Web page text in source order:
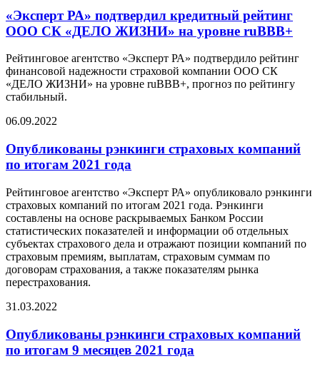
«Эксперт РА» подтвердил кредитный рейтинг
ООО СК «ДЕЛО ЖИЗНИ» на уровне ruBBB+
Рейтинговое агентство «Эксперт РА» подтвердило рейтинг
финансовой надежности страховой компании ООО СК
«ДЕЛО ЖИЗНИ» на уровне ruBBB+, прогноз по рейтингу
стабильный.
06.09.2022
Опубликованы рэнкинги страховых компаний
по итогам 2021 года
Рейтинговое агентство «Эксперт РА» опубликовало рэнкинги
страховых компаний по итогам 2021 года. Рэнкинги
составлены на основе раскрываемых Банком России
статистических показателей и информации об отдельных
субъектах страхового дела и отражают позиции компаний по
страховым премиям, выплатам, страховым суммам по
договорам страхования, а также показателям рынка
перестрахования.
31.03.2022
Опубликованы рэнкинги страховых компаний
по итогам 9 месяцев 2021 года